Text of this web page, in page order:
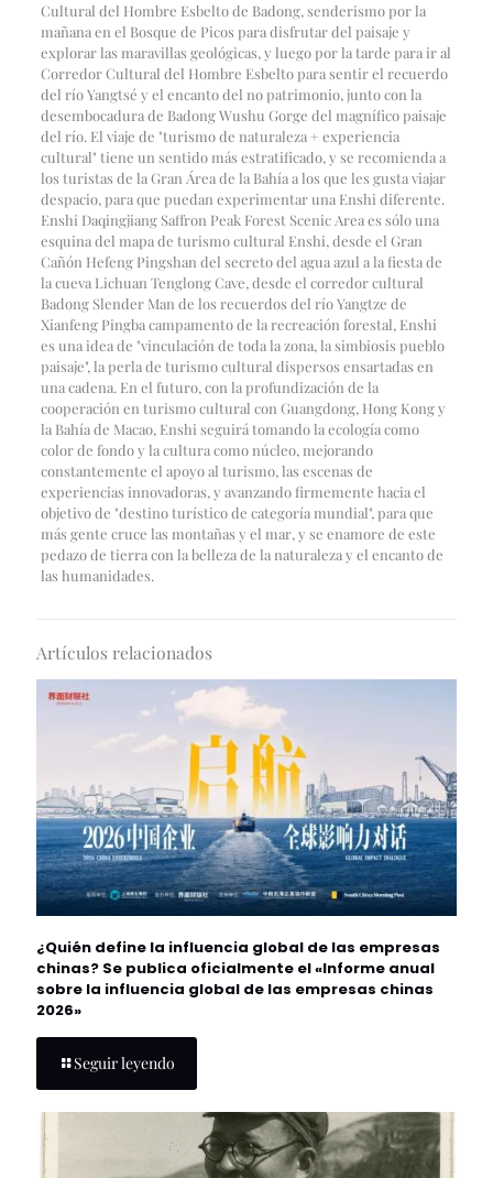
Cultural del Hombre Esbelto de Badong, senderismo por la
mañana en el Bosque de Picos para disfrutar del paisaje y
explorar las maravillas geológicas, y luego por la tarde para ir al
Corredor Cultural del Hombre Esbelto para sentir el recuerdo
del río Yangtsé y el encanto del no patrimonio, junto con la
desembocadura de Badong Wushu Gorge del magnífico paisaje
del río. El viaje de "turismo de naturaleza + experiencia
cultural" tiene un sentido más estratificado, y se recomienda a
los turistas de la Gran Área de la Bahía a los que les gusta viajar
despacio, para que puedan experimentar una Enshi diferente.
Enshi Daqingjiang Saffron Peak Forest Scenic Area es sólo una
esquina del mapa de turismo cultural Enshi, desde el Gran
Cañón Hefeng Pingshan del secreto del agua azul a la fiesta de
la cueva Lichuan Tenglong Cave, desde el corredor cultural
Badong Slender Man de los recuerdos del río Yangtze de
Xianfeng Pingba campamento de la recreación forestal, Enshi
es una idea de "vinculación de toda la zona, la simbiosis pueblo
paisaje", la perla de turismo cultural dispersos ensartadas en
una cadena. En el futuro, con la profundización de la
cooperación en turismo cultural con Guangdong, Hong Kong y
la Bahía de Macao, Enshi seguirá tomando la ecología como
color de fondo y la cultura como núcleo, mejorando
constantemente el apoyo al turismo, las escenas de
experiencias innovadoras, y avanzando firmemente hacia el
objetivo de "destino turístico de categoría mundial", para que
más gente cruce las montañas y el mar, y se enamore de este
pedazo de tierra con la belleza de la naturaleza y el encanto de
las humanidades.
Artículos relacionados
¿Quién define la influencia global de las empresas
chinas? Se publica oficialmente el «Informe anual
sobre la influencia global de las empresas chinas
2026»
Seguir leyendo